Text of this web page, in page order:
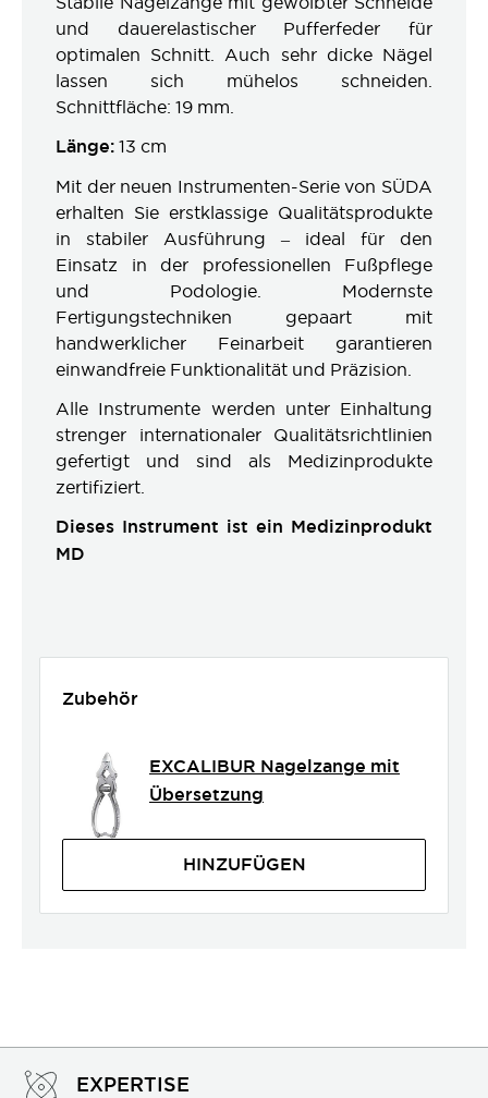
und dauerelastischer Pufferfeder für
optimalen Schnitt. Auch sehr dicke Nägel
lassen sich mühelos schneiden.
Schnittfläche: 19 mm.
Länge: 13 cm
Mit der neuen Instrumenten-Serie von SÜDA
erhalten Sie erstklassige Qualitätsprodukte
in stabiler Ausführung – ideal für den
Einsatz in der professionellen Fußpflege
und Podologie. Modernste
Fertigungstechniken gepaart mit
handwerklicher Feinarbeit garantieren
einwandfreie Funktionalität und Präzision.
Alle Instrumente werden unter Einhaltung
strenger internationaler Qualitätsrichtlinien
gefertigt und sind als Medizinprodukte
zertifiziert.
Dieses Instrument ist ein Medizinprodukt
MD
Zubehör
EXCALIBUR Nagelzange mit
Übersetzung
HINZUFÜGEN
EXPERTISE